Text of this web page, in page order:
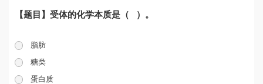
【题目】受体的化学本质是（ ）。
脂肪
糖类
蛋白质